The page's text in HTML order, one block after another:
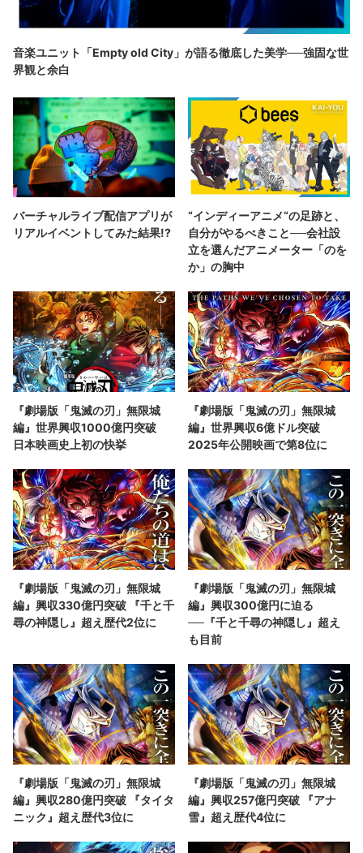
音楽ユニット「Empty old City」が語る徹底した美学──強固な世
界観と余白
バーチャルライブ配信アプリが
リアルイベントしてみた結果!?
“インディーアニメ“の足跡と、
自分がやるべきこと──会社設
立を選んだアニメーター「のを
か」の胸中
『劇場版「鬼滅の刃」無限城
編』世界興収1000億円突破
日本映画史上初の快挙
『劇場版「鬼滅の刃」無限城
編』世界興収6億ドル突破
2025年公開映画で第8位に
『劇場版「鬼滅の刃」無限城
編』興収330億円突破 『千と千
尋の神隠し』超え歴代2位に
『劇場版「鬼滅の刃」無限城
編』興収300億円に迫る
──『千と千尋の神隠し』超え
も目前
『劇場版「鬼滅の刃」無限城
編』興収280億円突破 『タイタ
ニック』超え歴代3位に
『劇場版「鬼滅の刃」無限城
編』興収257億円突破 『アナ
雪』超え歴代4位に